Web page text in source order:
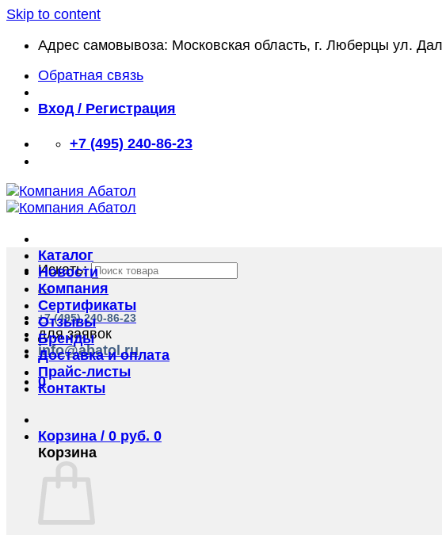
Skip to content
Адрес самовывоза: Московская область, г. Люберцы ул.
Обратная связь
Вход / Регистрация
+7 (495) 240-86-23
Искать:
+7 (495) 240-86-23
для заявок
info@abatol.ru
0
Каталог
Новости
Компания
Сертификаты
Отзывы
Бренды
Доставка и оплата
Прайс-листы
Контакты
Корзина / 0 руб. 0
Корзина